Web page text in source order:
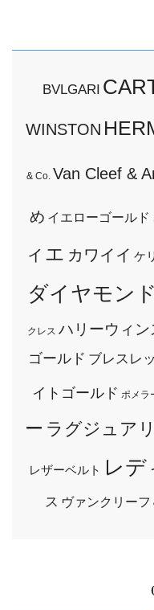
BVLGARI
WINSTON
& Co. Van Cleef &
め イエローゴールド
ィエ カワイイ ケ
ダイヤモンド
クレス ハリーウィン
ゴールド ブレスレ
イトゴールド ポメラ
ー ラグジュア
レザーベルト レデ
ス ヴァンクリー